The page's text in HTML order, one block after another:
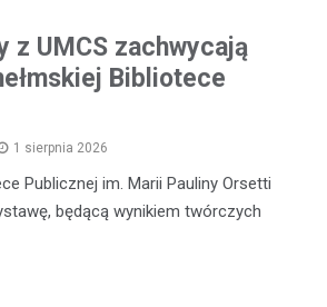
z UMCS zachwycają
Bibliotece
1 sierpnia 2026
Publicznej im. Marii Pauliny Orsetti
będącą wynikiem twórczych